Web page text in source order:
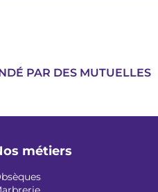
PAR DES MUTUELLES
métiers